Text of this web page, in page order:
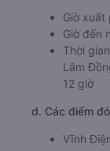
Giờ xuất
Giờ đến
Thời
Lâm
12 giờ
d. Các điểm
Vĩnh